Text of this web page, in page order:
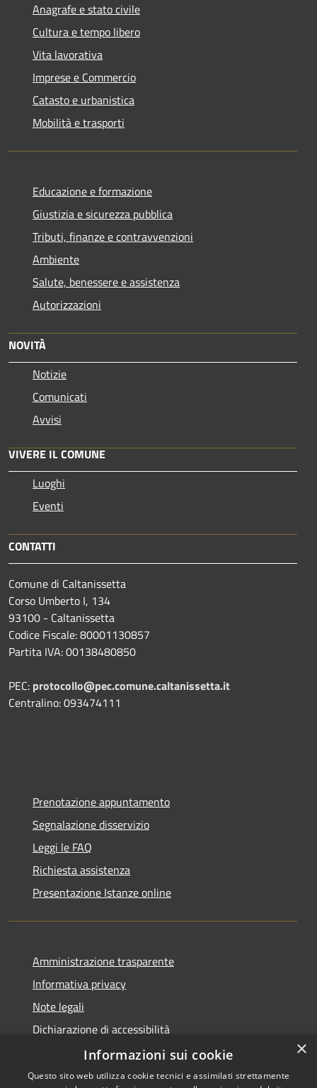
Anagrafe e stato civile
Cultura e tempo libero
Vita lavorativa
Imprese e Commercio
Catasto e urbanistica
Mobilità e trasporti
Educazione e formazione
Giustizia e sicurezza pubblica
Tributi, finanze e contravvenzioni
Ambiente
Salute, benessere e assistenza
Autorizzazioni
NOVITÀ
Notizie
Comunicati
Avvisi
VIVERE IL COMUNE
Luoghi
Eventi
CONTATTI
Comune di Caltanissetta
Corso Umberto I, 134
93100 - Caltanissetta
Codice Fiscale: 80001130857
Partita IVA: 00138480850
PEC: protocollo@pec.comune.caltanissetta.it
Centralino: 093474111
Prenotazione appuntamento
Segnalazione disservizio
Leggi le FAQ
Richiesta assistenza
Presentazione Istanze online
Amministrazione trasparente
Informativa privacy
Note legali
Dichiarazione di accessibilità
×
Informazioni sui cookie
Questo sito web utilizza cookie tecnici e assimilati strettamente